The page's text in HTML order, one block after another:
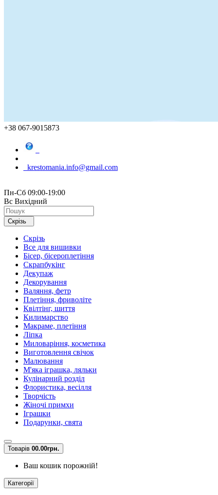
+38 067-9015873
krestomania.info@gmail.com
Пн-Сб 09:00-19:00
Вс Вихідний
Скрізь
Скрізь
Все для вишивки
Бісер, бісероплетіння
Скрапбукінг
Декупаж
Декорування
Валяння, фетр
Плетіння, фриволіте
Квілтінг, шиття
Килимарство
Макраме, плетіння
Ліпка
Миловаріння, косметика
Виготовлення свічок
Малювання
М'яка іграшка, ляльки
Кулінарний розділ
Флористика, весілля
Творчість
Жіночі примхи
Іграшки
Подарунки, свята
Товарів 00.00грн.
Ваш кошик порожній!
Категорії